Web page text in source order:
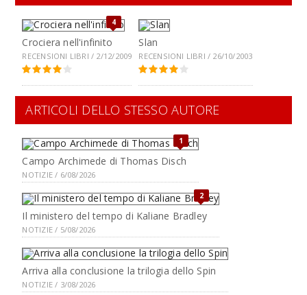
4
Crociera nell'infinito
RECENSIONI LIBRI / 2/12/2009
Slan
RECENSIONI LIBRI / 26/10/2003
ARTICOLI DELLO STESSO AUTORE
1
Campo Archimede di Thomas Disch
NOTIZIE / 6/08/2026
2
Il ministero del tempo di Kaliane Bradley
NOTIZIE / 5/08/2026
Arriva alla conclusione la trilogia dello Spin
NOTIZIE / 3/08/2026